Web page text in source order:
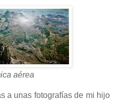
aérea
a unas fotografías de mi hijo